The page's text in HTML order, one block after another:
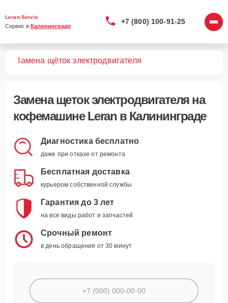
Leran Servis
Сервис в Калининграде
+7 (800) 100-91-25
Замена щёток электродвигателя
Замена щеток электродвигателяна
кофемашине Leran в Калининграде
Диагностика бесплатно
даже при отказе от ремонта
Бесплатная доставка
курьером собственной службы
Гарантия до 3 лет
на все виды работ и запчастей
Срочный ремонт
в день обращения от 30 минут